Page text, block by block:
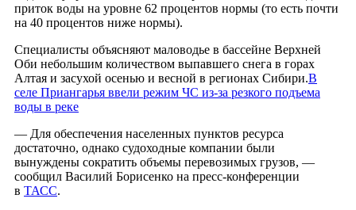
приток воды на уровне 62 процентов нормы (то есть почти
на 40 процентов ниже нормы).
Специалисты объясняют маловодье в бассейне Верхней
Оби небольшим количеством выпавшего снега в горах
Алтая и засухой осенью и весной в регионах Сибири.В
селе Приангарья ввели режим ЧС из-за резкого подъема
воды в реке
— Для обеспечения населенных пунктов ресурса
достаточно, однако судоходные компании были
вынуждены сократить объемы перевозимых грузов, —
сообщил Василий Борисенко на пресс-конференции
в ТАСС.